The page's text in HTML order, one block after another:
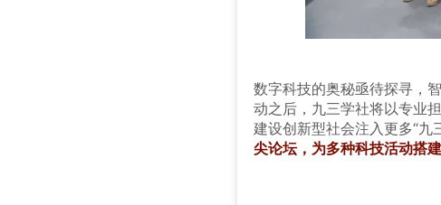
数字科技的奥秘亟待探寻，
动之后，九三学社将以专业
建设创新型社会注入更多“九
尖论坛，为多种科技活动搭